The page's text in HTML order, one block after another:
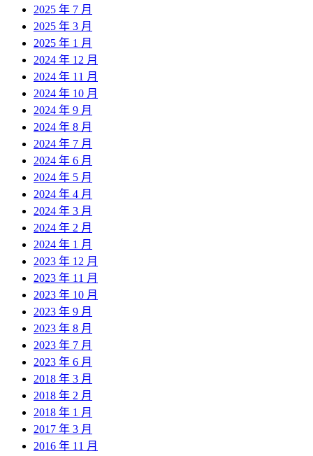
2025 年 7 月
2025 年 3 月
2025 年 1 月
2024 年 12 月
2024 年 11 月
2024 年 10 月
2024 年 9 月
2024 年 8 月
2024 年 7 月
2024 年 6 月
2024 年 5 月
2024 年 4 月
2024 年 3 月
2024 年 2 月
2024 年 1 月
2023 年 12 月
2023 年 11 月
2023 年 10 月
2023 年 9 月
2023 年 8 月
2023 年 7 月
2023 年 6 月
2018 年 3 月
2018 年 2 月
2018 年 1 月
2017 年 3 月
2016 年 11 月